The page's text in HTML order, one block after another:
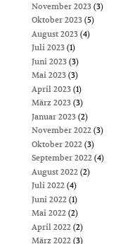
November 2023(3)
Oktober 2023(5)
August 2023(4)
Juli 2023(1)
Juni 2023(3)
Mai 2023(3)
April 2023(1)
März 2023(3)
Januar 2023(2)
November 2022(3)
Oktober 2022(3)
September 2022(4)
August 2022(2)
Juli 2022(4)
Juni 2022(1)
Mai 2022(2)
April 2022(2)
März 2022(3)